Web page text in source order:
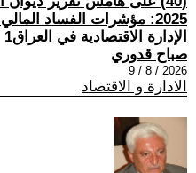
2025: مؤشرات الفساد
الإدارة الاقتصادية في العراق1
صباح قدوري
2026 / 8 / 9
الادارة و الاقتصاد